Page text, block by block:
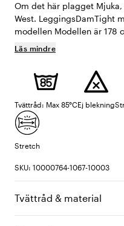
Om det här plagget
West. LeggingsDamTight
modellen Modellen är 178
Läs mindre
Tvättråd: Max 85°CEj blekning
Stretch
SKU: 10000764-1067-10003
Tvättråd & material